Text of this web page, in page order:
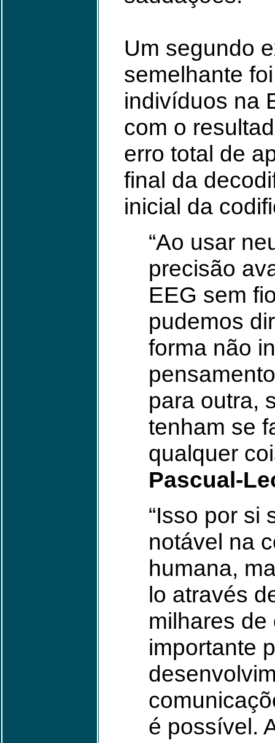
Um segundo
semelhante
indivíduos na
com o
erro total de
final da
inicial da
“Ao usar
precisão
EEG sem
pudemos
forma não
para outra,
tenham se
qualquer
Pascual-
“Isso por si
notável na
humana,
lo através
milhares
importante
é possível.